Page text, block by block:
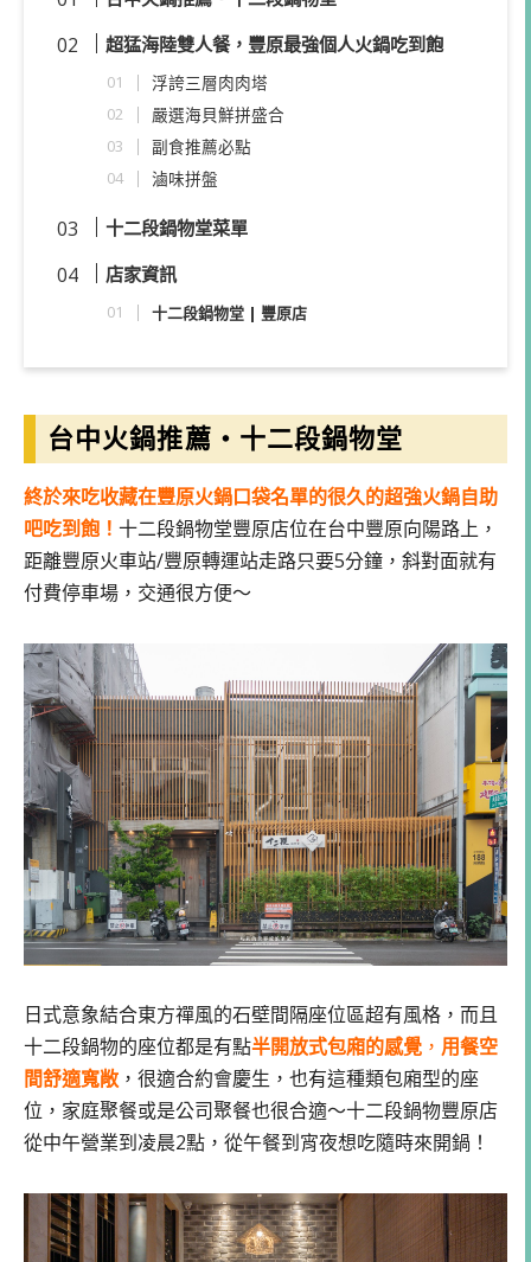
超猛海陸雙人餐，豐原最強個人火鍋吃到飽
浮誇三層肉肉塔
嚴選海貝鮮拼盛合
副食推薦必點
滷味拼盤
十二段鍋物堂菜單
店家資訊
十二段鍋物堂 | 豐原店
台中火鍋推薦・十二段鍋物堂
終於來吃收藏在豐原火鍋口袋名單的很久的超強火鍋自助
吧吃到飽！ 十二段鍋物堂豐原店位在台中豐原向陽路上，
距離豐原火車站/豐原轉運站走路只要5分鐘，斜對面就有
付費停車場，交通很方便～
日式意象結合東方禪風的石壁間隔座位區超有風格，而且
十二段鍋物的座位都是有點半開放式包廂的感覺 ， 用餐空
間舒適寬敞 ，很適合約會慶生，也有這種類包廂型的座
位，家庭聚餐或是公司聚餐也很合適～十二段鍋物豐原店
從中午營業到凌晨2點，從午餐到宵夜想吃隨時來開鍋！